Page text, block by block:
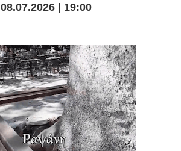
08.07.2026 | 19:00